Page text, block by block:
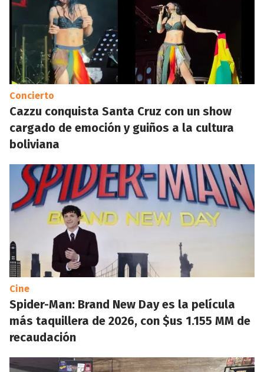
Concierto
Cazzu conquista Santa Cruz con un show
cargado de emoción y guiños a la cultura
boliviana
Cine
Spider-Man: Brand New Day es la película
más taquillera de 2026, con $us 1.155 MM de
recaudación